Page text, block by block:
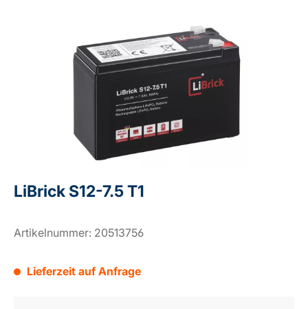
LiBrick S12-7.5 T1
Artikelnummer: 20513756
Lieferzeit auf Anfrage